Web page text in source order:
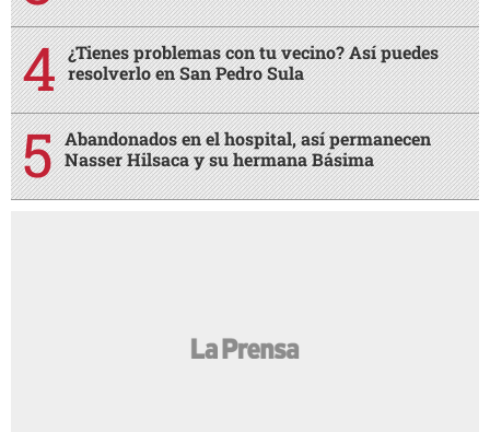
¿Tienes problemas con tu vecino? Así puedes
resolverlo en San Pedro Sula
Abandonados en el hospital, así permanecen
Nasser Hilsaca y su hermana Básima